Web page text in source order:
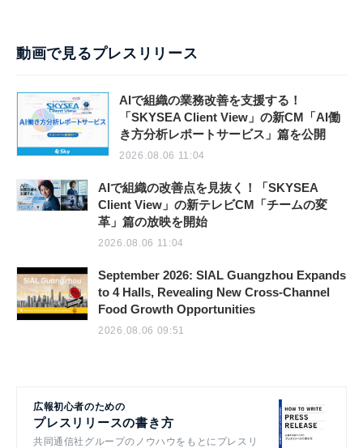
動画で見るプレスリリース
AIで組織の業務改善を支援する！
「SKYSEA Client View」の新CM「AI働
き方分析レポートサービス」篇を公開
2026.08.06 11:04
AIで組織の改善点を見抜く！「SKYSEA
Client View」の新テレビCM「チームの変
革」篇の放映を開始
2026.08.06 11:04
September 2026: SIAL Guangzhou Expands
to 4 Halls, Revealing New Cross-Channel
Food Growth Opportunities
2026.08.06 09:51
広報初心者のための
プレスリリースの書き方
共同通信社グループのノウハウをもとにプレスリ